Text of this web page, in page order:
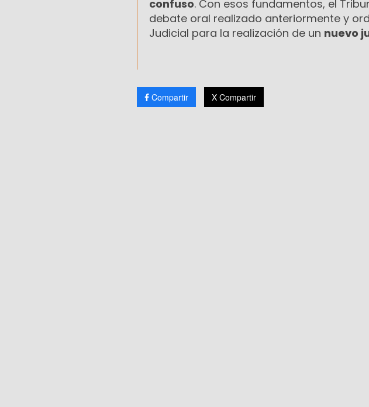
confuso. Con esos fundamentos, el
debate oral realizado anteriormente y
Judicial para la realización de un nuevo
Compartir X Compartir